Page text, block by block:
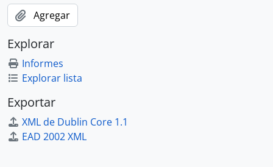
Agregar
Explorar
Informes
Explorar lista
Exportar
XML de Dublin Core 1.1
EAD 2002 XML